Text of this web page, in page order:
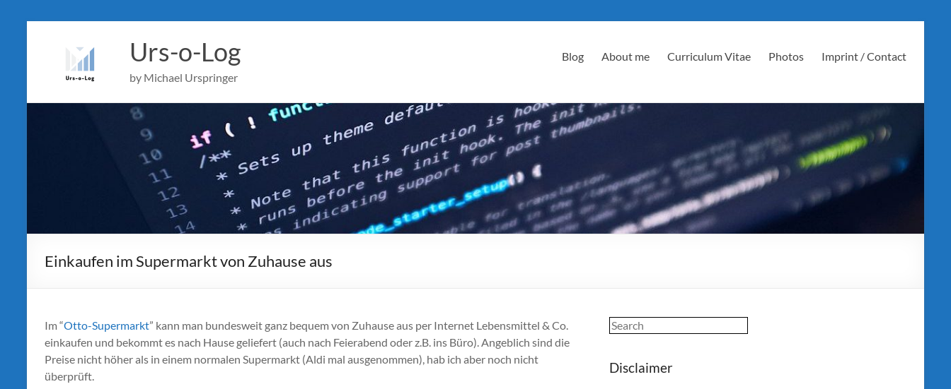
Urs-o-Log
by Michael Urspringer
Blog About me Curriculum Vitae Photos Imprint / Contact
Einkaufen im Supermarkt von Zuhause aus
Im “Otto-Supermarkt” kann man bundesweit ganz bequem von Zuhause aus per Internet Lebensmittel & Co.
einkaufen und bekommt es nach Hause geliefert (auch nach Feierabend oder z.B. ins Büro). Angeblich sind die
Preise nicht höher als in einem normalen Supermarkt (Aldi mal ausgenommen), hab ich aber noch nicht
überprüft.
Search
Disclaimer